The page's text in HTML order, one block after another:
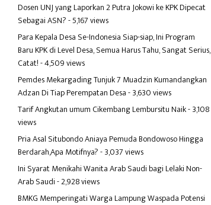
Dosen UNJ yang Laporkan 2 Putra Jokowi ke KPK Dipecat
Sebagai ASN?- 5,167 views
Para Kepala Desa Se-Indonesia Siap-siap, Ini Program
Baru KPK di Level Desa, Semua Harus Tahu, Sangat Serius,
Catat!- 4,509 views
Pemdes Mekargading Tunjuk 7 Muadzin Kumandangkan
Adzan Di Tiap Perempatan Desa- 3,630 views
Tarif Angkutan umum Cikembang Lembursitu Naik- 3,108
views
Pria Asal Situbondo Aniaya Pemuda Bondowoso Hingga
Berdarah,Apa Motifnya?- 3,037 views
Ini Syarat Menikahi Wanita Arab Saudi bagi Lelaki Non-
Arab Saudi- 2,928 views
BMKG Memperingati Warga Lampung Waspada Potensi